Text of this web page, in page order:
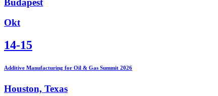
Okt
14-15
Additive Manufacturing for Oil & Gas Summit 2026
Houston, Texas